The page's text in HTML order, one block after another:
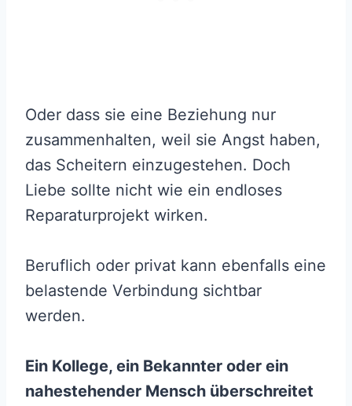
Oder dass sie eine Beziehung nur
zusammenhalten, weil sie Angst haben,
das Scheitern einzugestehen. Doch
Liebe sollte nicht wie ein endloses
Reparaturprojekt wirken.
Beruflich oder privat kann ebenfalls eine
belastende Verbindung sichtbar
werden.
Ein Kollege, ein Bekannter oder ein
nahestehender Mensch überschreitet